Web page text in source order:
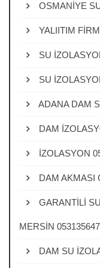
OSMANİYE
YALIITIM
SU
SU
ADANA DAM
DAM
İZOLASYON
DAM AKMASI
GARANTİLİ
MERSİN
DAM SU